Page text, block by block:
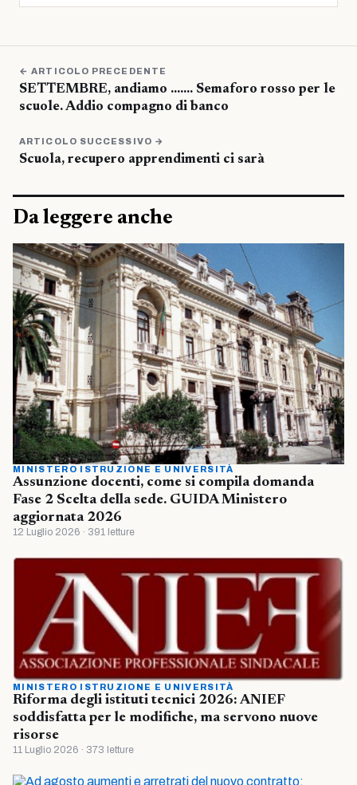
← ARTICOLO PRECEDENTE
SETTEMBRE, andiamo ……. Semaforo rosso per le
scuole. Addio compagno di banco
ARTICOLO SUCCESSIVO →
Scuola, recupero apprendimenti ci sarà
Da leggere anche
MINISTERO ISTRUZIONE E UNIVERSITÀ
Assunzione docenti, come si compila domanda
Fase 2 Scelta della sede. GUIDA Ministero
aggiornata 2026
12 Luglio 2026 · 391 letture
MINISTERO ISTRUZIONE E UNIVERSITÀ
Riforma degli istituti tecnici 2026: ANIEF
soddisfatta per le modifiche, ma servono nuove
risorse
11 Luglio 2026 · 373 letture